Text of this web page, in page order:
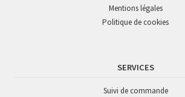
Mentions légales
Politique de cookies
SERVICES
Suivi de commande